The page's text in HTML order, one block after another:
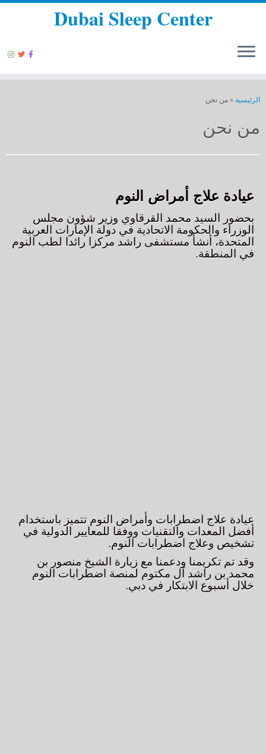
Dubai Sleep Center
الرئيسية » من نحن
من نحن
عيادة علاج أمراض النوم
بحضور السيد محمد القرقاوي وزير شؤون مجلس
الوزراء والحكومة الاتحادية في دولة الإمارات العربية
المتحدة، أنشأ مستشفى راشد مركزا رائدا لطب النوم
في المنطقة.
عيادة علاج اضطرابات وأمراض النوم تتميز باستخدام
أفضل المعدات والتقنيات ووفقا للمعايير الدولية في
تشخيص وعلاج اضطرابات النوم.
وقد تم تكريمنا ودعمنا مع زيارة الشيخ منصور بن
محمد بن راشد آل مكتوم لمنصة اضطرابات النوم
خلال أسبوع الابتكار في دبي.